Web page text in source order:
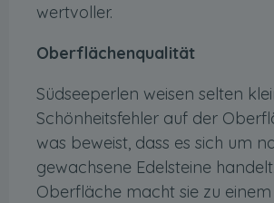
wertvoller.
Oberflächenqualität
Südseeperlen weisen selten
Schönheitsfehler auf der
was beweist, dass es sich um
gewachsene Edelsteine
Oberfläche macht sie zu